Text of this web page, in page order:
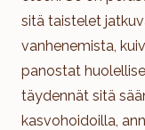
sitä taistelet
vanhenemista,
panostat
täydennät sitä
kasvohoidoilla,